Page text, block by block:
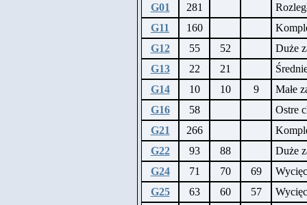
G01
281
G11
160
G12
55 52
Duże
G13
22 21
G14
10 10 9
Małe
G16
58
Ostre
G21
266
G22
93 88
Duże
G24
71 70 69
G25
63 60 57